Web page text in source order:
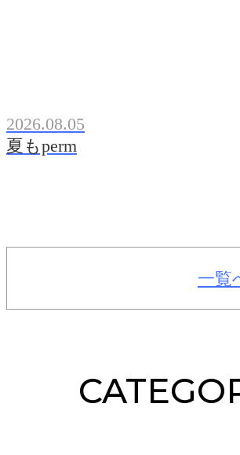
2026.08.05
夏もperm
一覧